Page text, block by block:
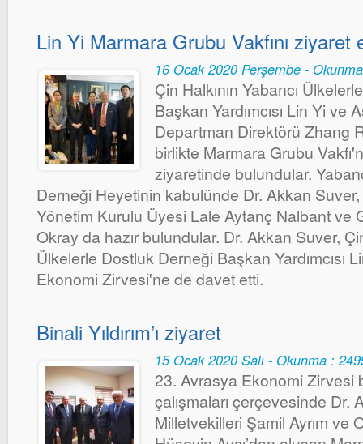
Lin Yi Marmara Grubu Vakfını ziyaret
16 Ocak 2020 Perşembe -
Çin Halkının Yabancı
Başkan Yardımcısı Lin Yi ve
Departman Direktörü Zhang
birlikte Marmara Grubu
ziyaretinde bulundular.
Derneği Heyetinin kabulünde Dr. Akkan
Yönetim Kurulu Üyesi Lale Aytanç Nalbant ve
Okray da hazır bulundular. Dr. Akkan Suver,
Ülkelerle Dostluk Derneği Başkan Yardımcısı
Ekonomi Zirvesi'ne de davet etti.
Binali Yıldırım’ı ziyaret
15 Ocak 2020 Salı - Okunma :
23. Avrasya Ekonomi Zirvesi
çalışmaları çerçevesinde Dr.
Milletvekilleri Şamil Ayrım ve